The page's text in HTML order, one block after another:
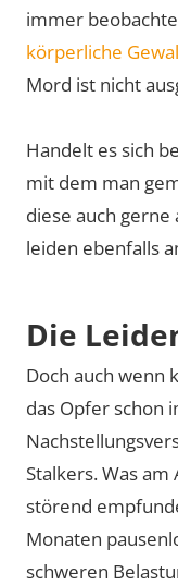
immer
körperliche
Mord ist nicht
Handelt es sich
mit dem man
diese auch
leiden ebenfalls
Die
Doch auch wenn
das Opfer schon
Stalkers. Was
störend
Monaten
schweren